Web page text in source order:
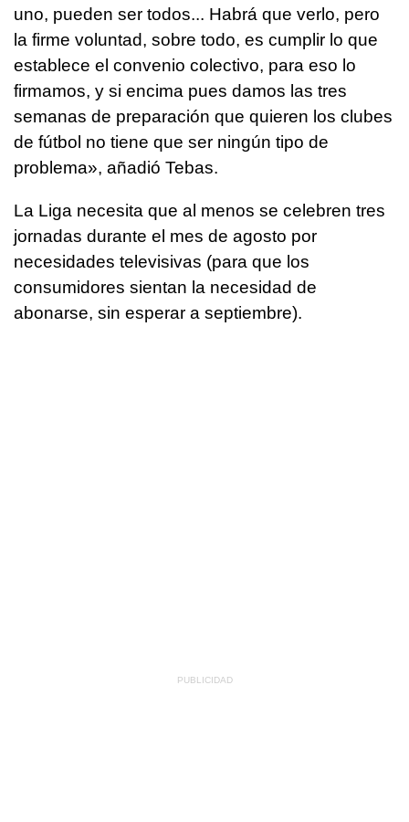
uno, pueden ser todos... Habrá que verlo, pero
la firme voluntad, sobre todo, es cumplir lo que
establece el convenio colectivo, para eso lo
firmamos, y si encima pues damos las tres
semanas de preparación que quieren los clubes
de fútbol no tiene que ser ningún tipo de
problema», añadió Tebas.
La Liga necesita que al menos se celebren tres
jornadas durante el mes de agosto por
necesidades televisivas (para que los
consumidores sientan la necesidad de
abonarse, sin esperar a septiembre).